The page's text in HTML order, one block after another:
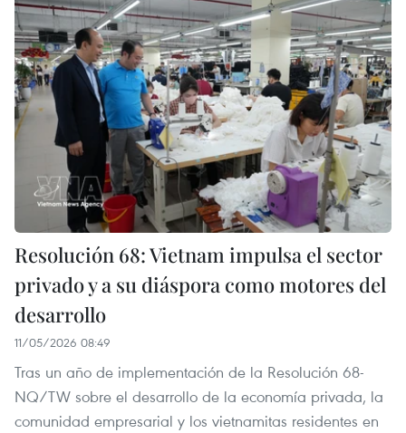
Resolución 68: Vietnam impulsa el sector
privado y a su diáspora como motores del
desarrollo
11/05/2026 08:49
Tras un año de implementación de la Resolución 68-
NQ/TW sobre el desarrollo de la economía privada, la
comunidad empresarial y los vietnamitas residentes en